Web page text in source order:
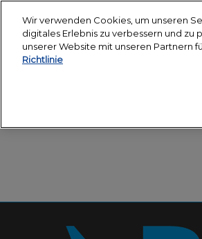
zum
Inhalt
Wir verwenden Cookies, um unseren
digitales Erlebnis zu verbessern und
unserer Website mit unseren Partnern
Richtlinie